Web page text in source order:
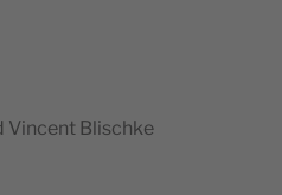
Vincent Blischke